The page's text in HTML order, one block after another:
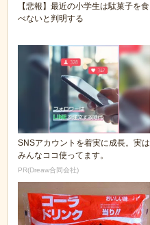
【悲報】最近の小学生は駄菓子を食
べないと判明する
SNSアカウントを着実に成長。実は
みんなココ使ってます。
PR(Dreaw合同会社)